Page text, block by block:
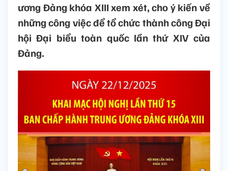
ương Đảng khóa XIII xem xét, cho ý kiến về
những công việc để tổ chức thành công Đại
hội Đại biểu toàn quốc lần thứ XIV của
Đảng.